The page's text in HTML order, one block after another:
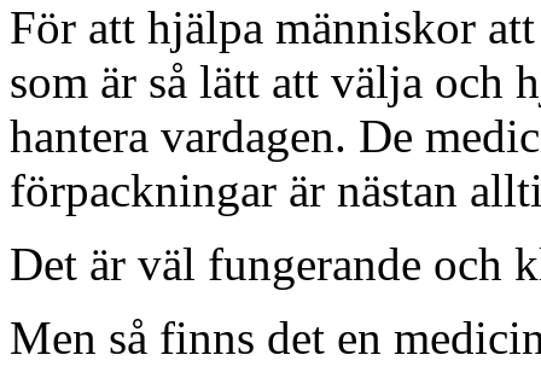
För att hjälpa människor
som är så lätt att välja och
hantera vardagen. De
förpackningar är nästan
Det är väl fungerande och
Men så finns det en